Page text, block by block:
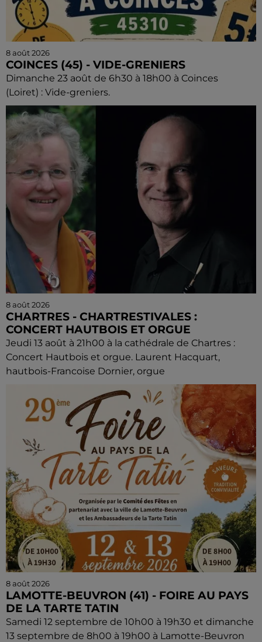
8 août 2026
COINCES (45) - VIDE-GRENIERS
Dimanche 23 août de 6h30 à 18h00 à Coinces
(Loiret) : Vide-greniers.
8 août 2026
CHARTRES - CHARTRESTIVALES :
CONCERT HAUTBOIS ET ORGUE
Jeudi 13 août à 21h00 à la cathédrale de Chartres :
Concert Hautbois et orgue. Laurent Hacquart,
hautbois-Francoise Dornier, orgue
8 août 2026
LAMOTTE-BEUVRON (41) - FOIRE AU PAYS
DE LA TARTE TATIN
Samedi 12 septembre de 10h00 à 19h30 et dimanche
13 septembre de 8h00 à 19h00 à Lamotte-Beuvron